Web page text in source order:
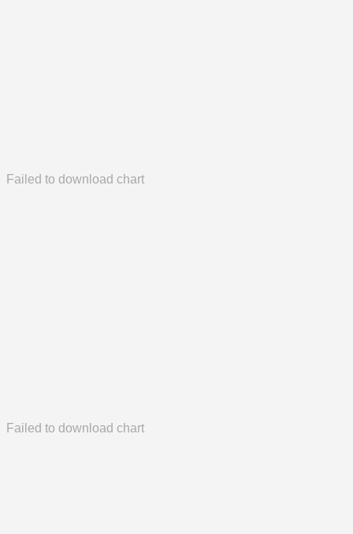
Failed to download chart
Failed to download chart